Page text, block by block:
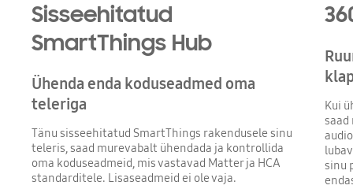
Sisseehitatud
SmartThings Hub
Ühenda enda koduseadmed oma
teleriga
Tänu sisseehitatud SmartThings rakendusele sinu
teleris, saad murevabalt ühendada ja kontrollida
oma koduseadmeid, mis vastavad Matter ja HCA
standarditele. Lisaseadmeid ei ole vaja.
Kui
saad
sinu